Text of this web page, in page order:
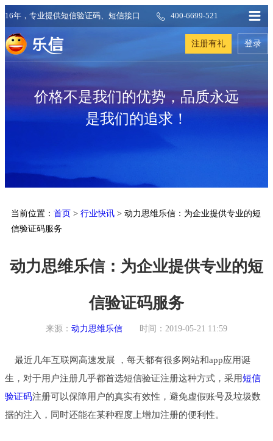
16年，专业提供短信验证码、短信接口 400-6699-521
注册有礼 登录
价格不是我们的优势，品质永远
是我们的追求！
当前位置： 首页 > 行业快讯 > 动力思维乐信：为企业提供专业的短
信验证码服务
动力思维乐信：为企业提供专业的短
信验证码服务
来源： 动力思维乐信 时间：2019-05-21 11:59
最近几年互联网高速发展 ，每天都有很多网站和app应用诞
生，对于用户注册几乎都首选短信验证注册这种方式，采用短信
验证码注册可以保障用户的真实有效性，避免虚假账号及垃圾数
据的注入，同时还能在某种程度上增加注册的便利性。